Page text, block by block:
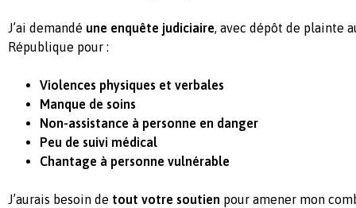
J’ai demandé une enquête judiciaire, avec dépôt de plainte
République pour :
Violences physiques et verbales
Manque de soins
Non-assistance à personne en danger
Peu de suivi médical
Chantage à personne vulnérable
J’aurais besoin de tout votre soutien pour amener mon